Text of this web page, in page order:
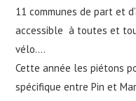
11 communes de part et
accessible à toutes et
vélo….
Cette année les piétons
spécifique entre Pin et